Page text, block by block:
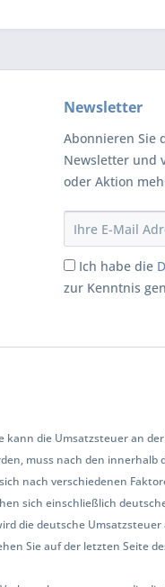
Newsletter
Abonnieren Sie
Newsletter und
oder Aktion
Ich habe die
zur Kenntnis
die Umsatzsteuer an
muss nach den innerhalb
nach verschiedenen
sich einschließlich
die deutsche
Sie auf der letzten Seite